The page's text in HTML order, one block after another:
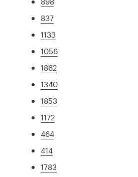
837
1133
1056
1862
1340
1853
1172
464
414
1783